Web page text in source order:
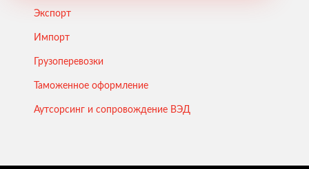
Экспорт
Импорт
Грузоперевозки
Таможенное оформление
Аутсорсинг и сопровождение ВЭД